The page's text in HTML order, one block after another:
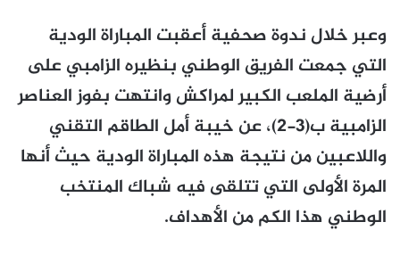
وعبر خلال ندوة صحفية أعقبت المباراة الودية
التي جمعت الفريق الوطني بنظيره الزامبي على
أرضية الملعب الكبير لمراكش وانتهت بفوز العناصر
الزامبية ب(3-2)، عن خيبة أمل الطاقم التقني
واللاعبين من نتيجة هذه المباراة الودية حيث أنها
المرة الأولى التي تتلقى فيه شباك المنتخب
الوطني هذا الكم من الأهداف.